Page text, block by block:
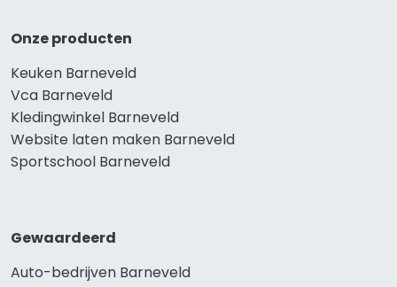
Onze producten
Keuken Barneveld
Vca Barneveld
Kledingwinkel Barneveld
Website laten maken Barneveld
Sportschool Barneveld
Gewaardeerd
Auto-bedrijven Barneveld